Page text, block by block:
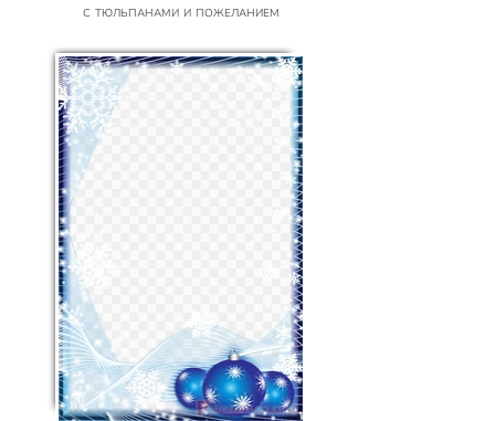
с тюльпанами и пожеланием